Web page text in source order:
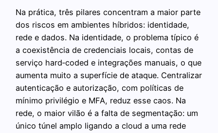
Na prática, três pilares concentram a maior parte
dos riscos em ambientes híbridos: identidade,
rede e dados. Na identidade, o problema típico é
a coexistência de credenciais locais, contas de
serviço hard‑coded e integrações manuais, o que
aumenta muito a superfície de ataque. Centralizar
autenticação e autorização, com políticas de
mínimo privilégio e MFA, reduz esse caos. Na
rede, o maior vilão é a falta de segmentação: um
único túnel amplo ligando a cloud a uma rede